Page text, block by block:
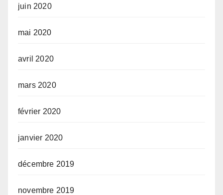
juin 2020
mai 2020
avril 2020
mars 2020
février 2020
janvier 2020
décembre 2019
novembre 2019